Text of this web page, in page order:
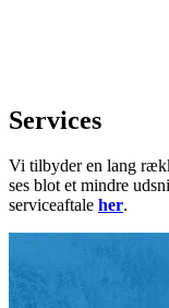
Services
Vi tilbyder en lang
ses blot et mindre
serviceaftale her.